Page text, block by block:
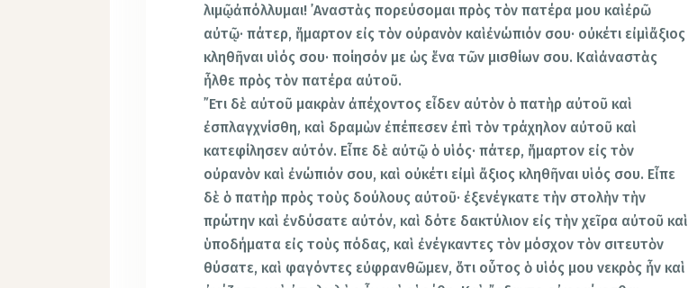
λιμῷἀπόλλυμαι! ᾿Αναστὰς πορεύσομαι πρὸς τὸν πατέρα μου καὶἐρῶ
αὐτῷ· πάτερ, ἥμαρτον εἰς τὸν οὐρανὸν καὶἐνώπιόν σου· οὐκέτι εἰμὶἄξιος
κληθῆναι υἱός σου· ποίησόν με ὡς ἕνα τῶν μισθίων σου. Καὶἀναστὰς
ἦλθε πρὸς τὸν πατέρα αὐτοῦ.
῎Ετι δὲ αὐτοῦ μακρὰν ἀπέχοντος εἶδεν αὐτὸν ὁ πατὴρ αὐτοῦ καὶ
ἐσπλαγχνίσθη, καὶ δραμὼν ἐπέπεσεν ἐπὶ τὸν τράχηλον αὐτοῦ καὶ
κατεφίλησεν αὐτόν. Εἶπε δὲ αὐτῷ ὁ υἱός· πάτερ, ἥμαρτον εἰς τὸν
οὐρανὸν καὶ ἐνώπιόν σου, καὶ οὐκέτι εἰμὶ ἄξιος κληθῆναι υἱός σου. Εἶπε
δὲ ὁ πατὴρ πρὸς τοὺς δούλους αὐτοῦ· ἐξενέγκατε τὴν στολὴν τὴν
πρώτην καὶ ἐνδύσατε αὐτόν, καὶ δότε δακτύλιον εἰς τὴν χεῖρα αὐτοῦ καὶ
ὑποδήματα εἰς τοὺς πόδας, καὶ ἐνέγκαντες τὸν μόσχον τὸν σιτευτὸν
θύσατε, καὶ φαγόντες εὐφρανθῶμεν, ὅτι οὗτος ὁ υἱός μου νεκρὸς ἦν καὶ